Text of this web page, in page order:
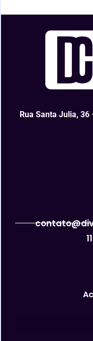
Rua Santa Julia,